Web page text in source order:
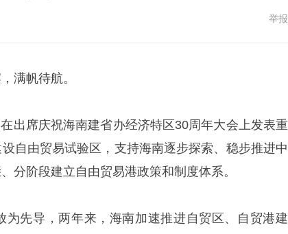
举报
满帆待航。
出席庆祝海南建省办经济特区30周年大会上发表重
自由贸易试验区，支持海南逐步探索、稳步推进中
分阶段建立自由贸易港政策和制度体系。
为先导，两年来，海南加速推进自贸区、自贸港建